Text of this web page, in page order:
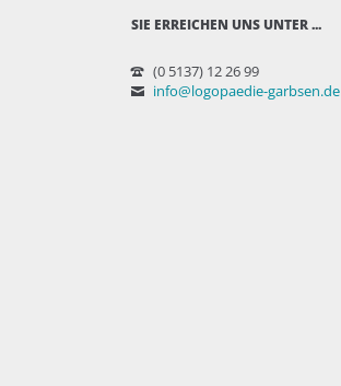
SIE ERREICHEN UNS UNTER ...
(0 5137) 12 26 99
info@logopaedie-garbsen.de